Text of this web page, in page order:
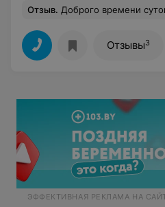
Отзыв. Доброго времени суток. Хочу оставить свой положительный отзыв о магазине "Модный принт". Недавно я приобрела лен портьерный бежевый и жаккард лён с хлопком
Отзывы3
ЭФФЕКТИВНАЯ РЕКЛАМА НА